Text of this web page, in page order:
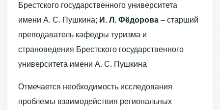
Брестского государственного университета
имени А. С. Пушкина; И. Л. Фёдорова – старший
преподаватель кафедры туризма и
страноведения Брестского государственного
университета имени А. С. Пушкина
Отмечается необходимость исследования
проблемы взаимодействия региональных